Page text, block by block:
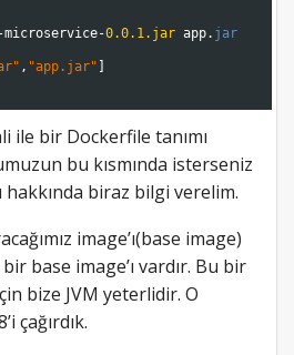
-microservice-0.0.1.jar app. jar
, "app.jar"
ile bir Dockerfile tanımı
bu kısmında isterseniz
biraz bilgi verelim.
image’ı(base image)
base image’ı vardır. Bu bir
bize JVM yeterlidir. O
çağırdık.